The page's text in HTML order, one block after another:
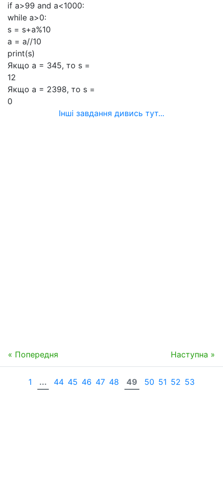
if a>99 and a<1000:
while a>0:
s = s+a%10
a = a//10
print(s)
Якщо а = 345, то s =
12
Якщо а = 2398, то s =
0
Інші завдання дивись тут...
« Попередня Наступна »
1 ... 44 45 46 47 48 49 50 51 52 53